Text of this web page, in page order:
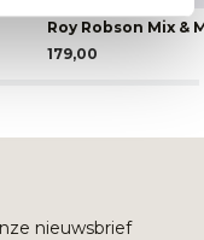
Roy Robson Mix &
179,00
nieuwsbrief